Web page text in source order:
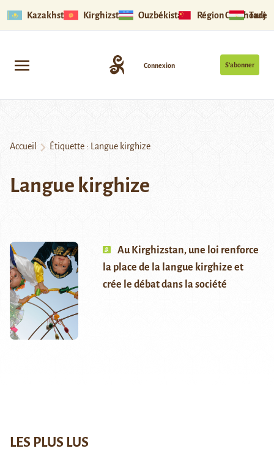
Kazakhstan Kirghizstan Ouzbékistan Région Ouïghoure
S’abonner
Connexion
Accueil Étiquette : Langue kirghize
Langue kirghize
Au Kirghizstan, une loi renforce
la place de la langue kirghize et
crée le débat dans la société
LES PLUS LUS